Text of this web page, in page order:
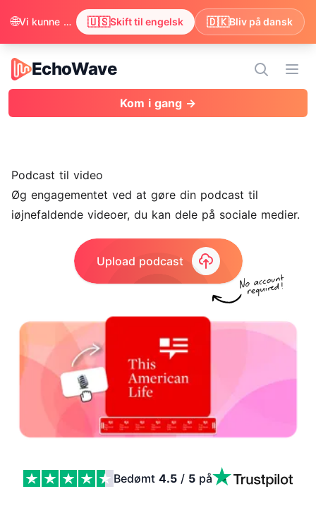
EchoWave
EchoWave
Åbn
Kom i gang →
Podcast til video
Øg engagementet ved at gøre din podcast til
iøjnefaldende videoer, du kan dele på sociale medier.
Upload podcast
Bedømt 4.5 / 5 på
🌐 Vi kunne se, at din browser foretrækker engelsk. Vil du skifte for at få indholdet på engelsk? 🇺🇸Skift til engelsk 🇩🇰Bliv på dansk